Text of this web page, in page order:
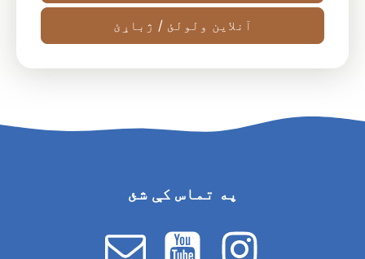
آنلاین ولولئ / ژباړئ
په تماس کې شئ